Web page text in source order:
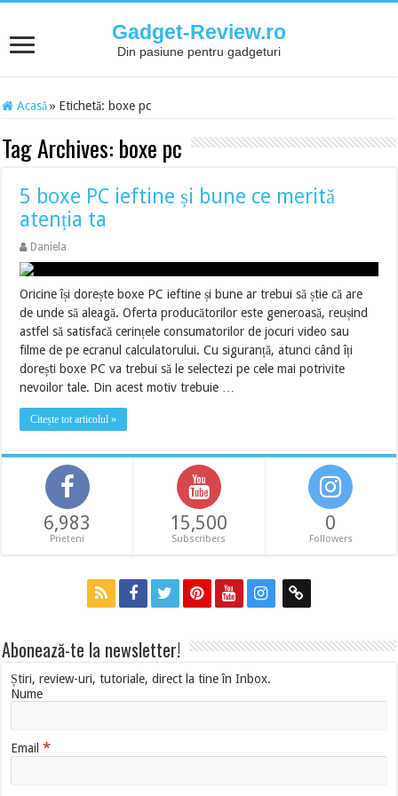
Gadget-Review.ro
Din pasiune pentru gadgeturi
Acasă » Etichetă: boxe pc
Tag Archives: boxe pc
5 boxe PC ieftine și bune ce merită
atenția ta
Daniela
Oricine își dorește boxe PC ieftine și bune ar trebui să știe că are
de unde să aleagă. Oferta producătorilor este generoasă, reușind
astfel să satisfacă cerințele consumatorilor de jocuri video sau
filme de pe ecranul calculatorului. Cu siguranță, atunci când îți
dorești boxe PC va trebui să le selectezi pe cele mai potrivite
nevoilor tale. Din acest motiv trebuie …
Citește tot articolul »
6,983
Prieteni
15,500
Subscribers
0
Followers
Abonează-te la newsletter!
Știri, review-uri, tutoriale, direct la tine în Inbox.
Nume
Email*